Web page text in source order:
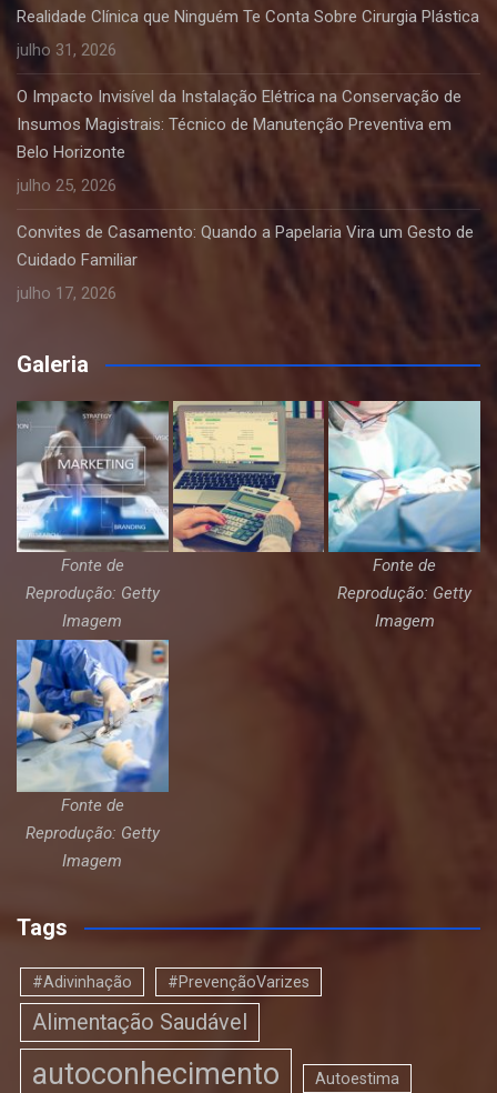
Realidade Clínica que Ninguém Te Conta Sobre Cirurgia Plástica
julho 31, 2026
O Impacto Invisível da Instalação Elétrica na Conservação de
Insumos Magistrais: Técnico de Manutenção Preventiva em
Belo Horizonte
julho 25, 2026
Convites de Casamento: Quando a Papelaria Vira um Gesto de
Cuidado Familiar
julho 17, 2026
Galeria
Fonte de
Reprodução: Getty
Imagem
Fonte de
Reprodução: Getty
Imagem
Fonte de
Reprodução: Getty
Imagem
Tags
#Adivinhação #PrevençãoVarizes
Alimentação Saudável
autoconhecimento Autoestima